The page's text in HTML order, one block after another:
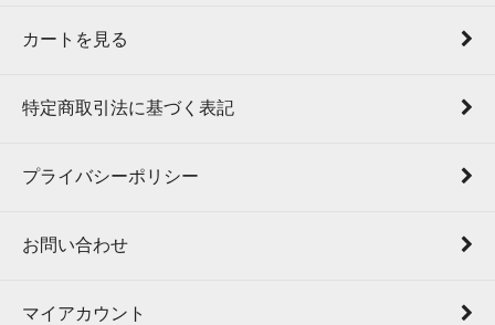
カートを見る
特定商取引法に基づく表記
プライバシーポリシー
お問い合わせ
マイアカウント